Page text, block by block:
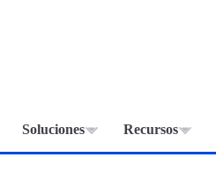
Soluciones Recursos